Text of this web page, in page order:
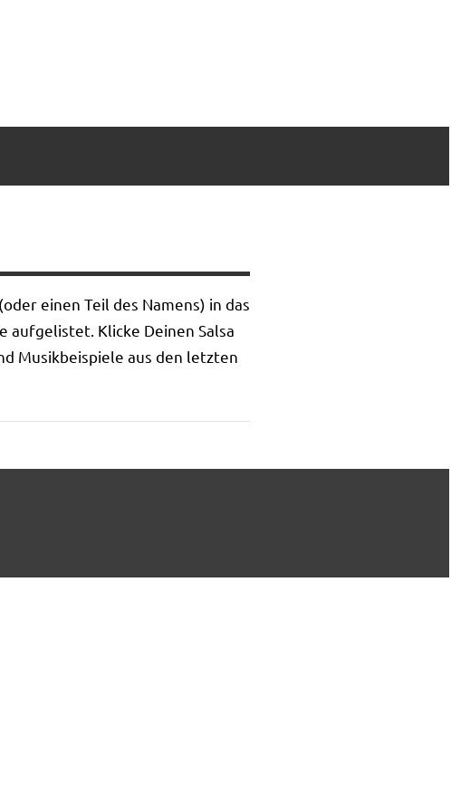
einen Teil des Namens) in das
aufgelistet. Klicke Deinen Salsa
Musikbeispiele aus den letzten